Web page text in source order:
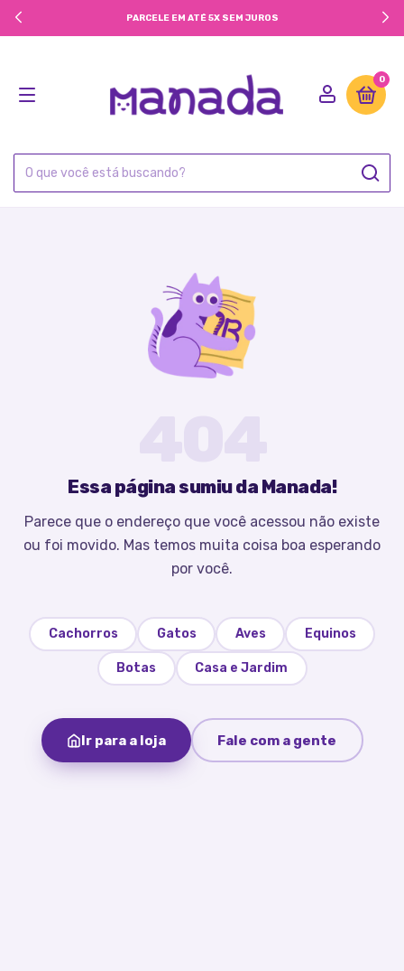
PARCELE EM ATÉ 5X SEM JUROS
0
Essa página sumiu da Manada!
Parece que o endereço que você acessou não existe
ou foi movido. Mas temos muita coisa boa esperando
por você.
Cachorros Gatos Aves Equinos
Botas Casa e Jardim
Ir para a loja Fale com a gente